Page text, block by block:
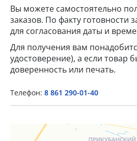
Вы можете самостоятельно
заказов. По факту готовности
для согласования даты и
Для получения вам
удостоверение), а если
доверенность или печать.
Телефон: 8 861 290-01-40